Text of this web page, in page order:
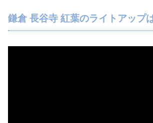
鎌倉 長谷寺 紅葉のライトアップ